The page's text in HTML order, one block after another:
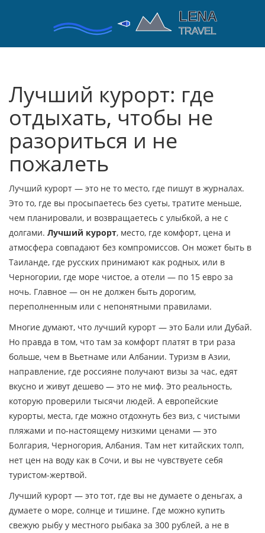
Лучший курорт: где
отдыхать, чтобы не
разориться и не
пожалеть
Лучший курорт — это не то место, где пишут в журналах.
Это то, где вы просыпаетесь без суеты, тратите меньше,
чем планировали, и возвращаетесь с улыбкой, а не с
долгами. Лучший курорт, место, где комфорт, цена и
атмосфера совпадают без компромиссов. Он может быть в
Таиланде, где русских принимают как родных, или в
Черногории, где море чистое, а отели — по 15 евро за
ночь. Главное — он не должен быть дорогим,
переполненным или с непонятными правилами.
Многие думают, что лучший курорт — это Бали или Дубай.
Но правда в том, что там за комфорт платят в три раза
больше, чем в Вьетнаме или Албании. Туризм в Азии,
направление, где россияне получают визы за час, едят
вкусно и живут дешево — это не миф. Это реальность,
которую проверили тысячи людей. А европейские
курорты, места, где можно отдохнуть без виз, с чистыми
пляжами и по-настоящему низкими ценами — это
Болгария, Черногория, Албания. Там нет китайских толп,
нет цен на воду как в Сочи, и вы не чувствуете себя
туристом-жертвой.
Лучший курорт — это тот, где вы не думаете о деньгах, а
думаете о море, солнце и тишине. Где можно купить
свежую рыбу у местного рыбака за 300 рублей, а не в